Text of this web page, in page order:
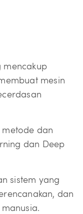
mencakup
mesin
dan
dan Deep
sistem yang
dan